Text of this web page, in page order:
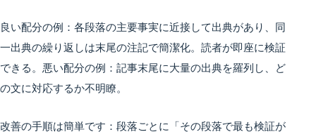
良い配分の例：各段落の主要事実に近接して出典があり、同
一出典の繰り返しは末尾の注記で簡潔化。読者が即座に検証
できる。悪い配分の例：記事末尾に大量の出典を羅列し、ど
の文に対応するか不明瞭。
改善の手順は簡単です：段落ごとに「その段落で最も検証が